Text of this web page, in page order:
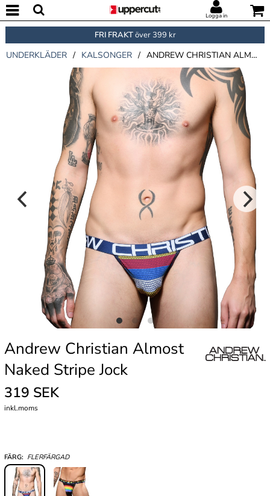
Logga in
FRI FRAKTöver 399 kr
UNDERKLÄDER / KALSONGER / ANDREW CHRISTIAN ALMOST NAKED STRIPE JOCK
Andrew Christian Almost
Naked Stripe Jock
319 SEK
inkl.moms
FÄRG: FLERFÄRGAD